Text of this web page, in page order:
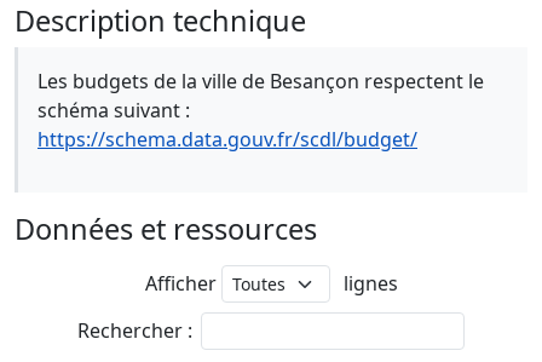
Description technique
Les budgets de la ville de Besançon respectent le
schéma suivant :
https://schema.data.gouv.fr/scdl/budget/
Données et ressources
Afficher
lignes
Rechercher :